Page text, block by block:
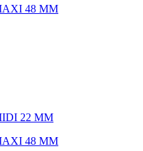
48 ММ
22 ММ
48 ММ